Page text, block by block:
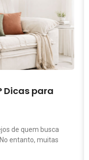
Dicas para
de quem busca
entanto, muitas